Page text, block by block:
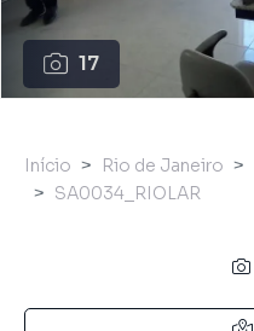
17
Início Rio de Janeiro
SA0034_RIOLAR